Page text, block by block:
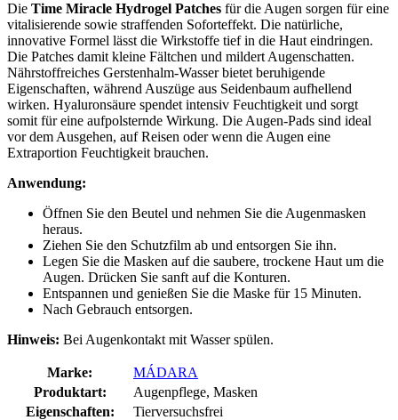
Die Time Miracle Hydrogel Patches für die Augen sorgen für eine
vitalisierende sowie straffenden Soforteffekt. Die natürliche,
innovative Formel lässt die Wirkstoffe tief in die Haut eindringen.
Die Patches damit kleine Fältchen und mildert Augenschatten.
Nährstoffreiches Gerstenhalm-Wasser bietet beruhigende
Eigenschaften, während Auszüge aus Seidenbaum aufhellend
wirken. Hyaluronsäure spendet intensiv Feuchtigkeit und sorgt
somit für eine aufpolsternde Wirkung. Die Augen-Pads sind ideal
vor dem Ausgehen, auf Reisen oder wenn die Augen eine
Extraportion Feuchtigkeit brauchen.
Anwendung:
Öffnen Sie den Beutel und nehmen Sie die Augenmasken
heraus.
Ziehen Sie den Schutzfilm ab und entsorgen Sie ihn.
Legen Sie die Masken auf die saubere, trockene Haut um die
Augen. Drücken Sie sanft auf die Konturen.
Entspannen und genießen Sie die Maske für 15 Minuten.
Nach Gebrauch entsorgen.
Hinweis: Bei Augenkontakt mit Wasser spülen.
Marke:
MÁDARA
Produktart:
Augenpflege, Masken
Eigenschaften:
Tierversuchsfrei